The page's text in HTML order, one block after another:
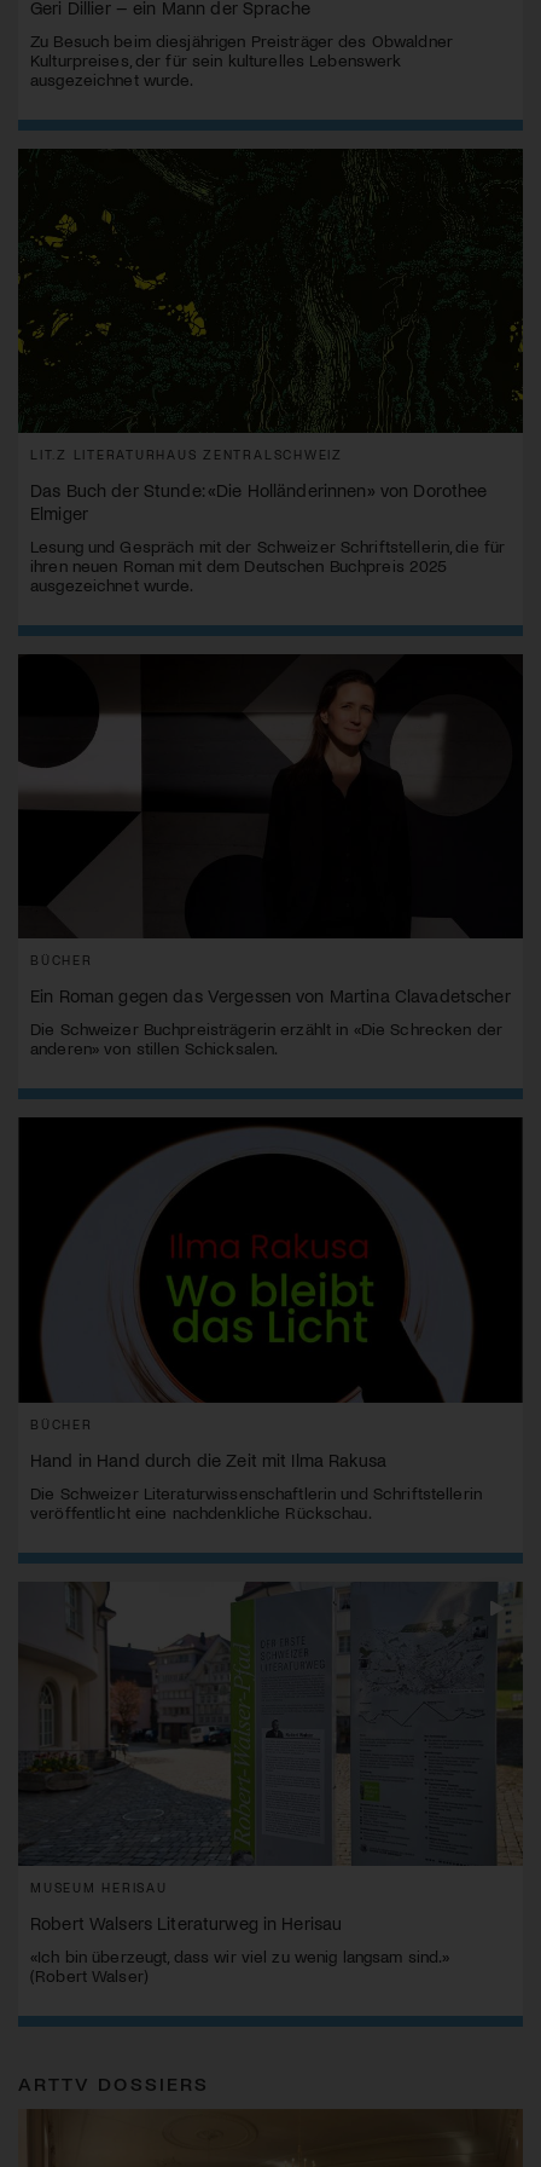
Geri Dillier – ein Mann der Sprache
Zu Besuch beim diesjährigen Preisträger des Obwaldner
Kulturpreises, der für sein kulturelles Lebenswerk
ausgezeichnet wurde.
LIT.Z LITERATURHAUS ZENTRALSCHWEIZ
Das Buch der Stunde: «Die Holländerinnen» von Dorothee
Elmiger
Lesung und Gespräch mit der Schweizer Schriftstellerin, die für
ihren neuen Roman mit dem Deutschen Buchpreis 2025
ausgezeichnet wurde.
BÜCHER
Ein Roman gegen das Vergessen von Martina Clavadetscher
Die Schweizer Buchpreisträgerin erzählt in «Die Schrecken der
anderen» von stillen Schicksalen.
BÜCHER
Hand in Hand durch die Zeit mit Ilma Rakusa
Die Schweizer Literaturwissenschaftlerin und Schriftstellerin
veröffentlicht eine nachdenkliche Rückschau.
MUSEUM HERISAU
Robert Walsers Literaturweg in Herisau
«Ich bin überzeugt, dass wir viel zu wenig langsam sind.»
(Robert Walser)
ARTTV DOSSIERS